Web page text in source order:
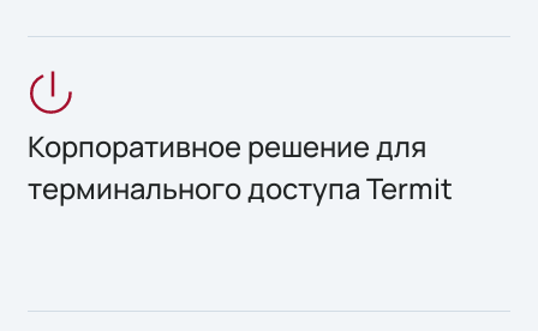
Корпоративное решение для
терминального доступа Termit